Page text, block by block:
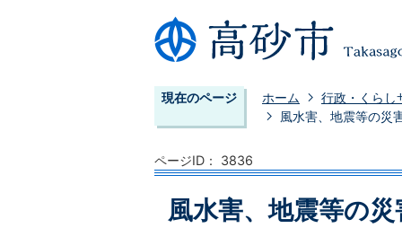
現在のページ ホーム
行政・くらし
風水害、地震等の災
ページID： 3836
風水害、地震等の